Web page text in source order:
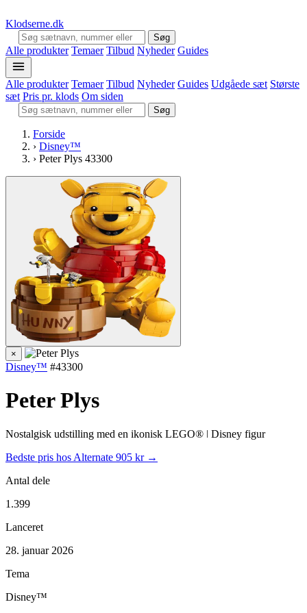
Klodserne.dk
Søg
Alle produkter Temaer Tilbud Nyheder Guides
Alle produkter Temaer Tilbud Nyheder Guides Udgåede sæt Største
sæt Pris pr. klods Om siden
Søg
Forside
› Disney™
› Peter Plys 43300
×
Disney™ #43300
Peter Plys
Nostalgisk udstilling med en ikonisk LEGO® ǀ Disney figur
Bedste pris hos Alternate 905 kr →
Antal dele
1.399
Lanceret
28. januar 2026
Tema
Disney™